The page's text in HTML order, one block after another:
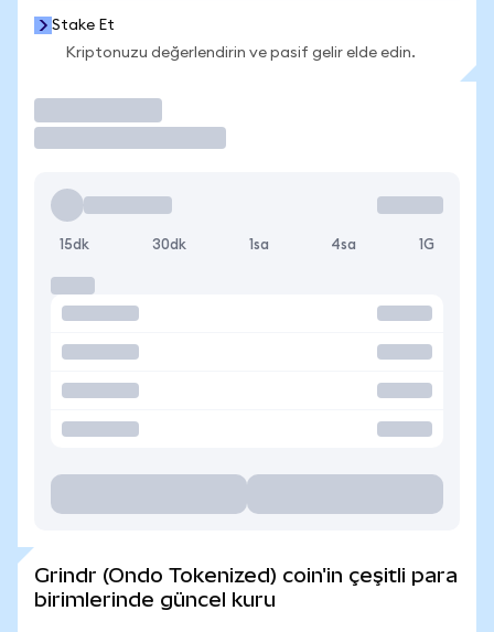
Stake Et
Kriptonuzu değerlendirin ve pasif gelir elde edin.
15dk 30dk 1sa 4sa 1G
Grindr (Ondo Tokenized) coin'in çeşitli para
birimlerinde güncel kuru